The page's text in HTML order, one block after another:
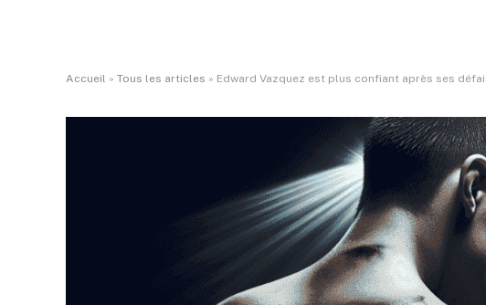
Accueil » Tous les articles » Edward Vazquez est plus confiant après ses